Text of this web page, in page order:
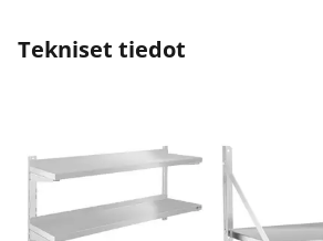
Tekniset tiedot